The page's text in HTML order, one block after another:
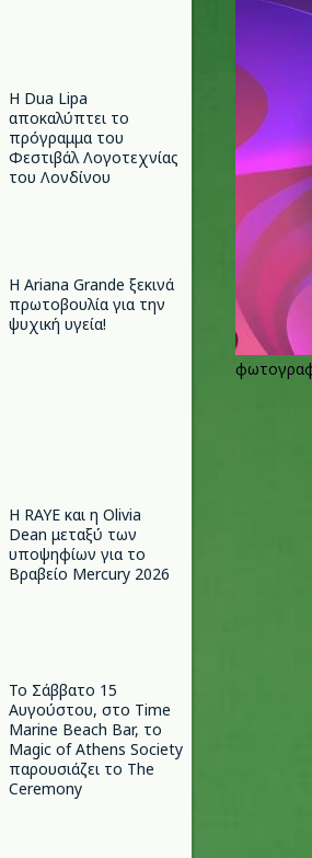
Η Dua Lipa
αποκαλύπτει το
πρόγραμμα του
Φεστιβάλ Λογοτεχνίας
του Λονδίνου
Η Ariana Grande ξεκινά
πρωτοβουλία για την
ψυχική υγεία!
Η RAYE και η Olivia
Dean μεταξύ των
υποψηφίων για το
Βραβείο Mercury 2026
Το Σάββατο 15
Αυγούστου, στο Time
Marine Beach Bar, το
Magic of Athens Society
παρουσιάζει το The
Ceremony